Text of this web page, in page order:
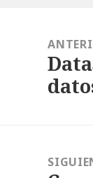
entradas